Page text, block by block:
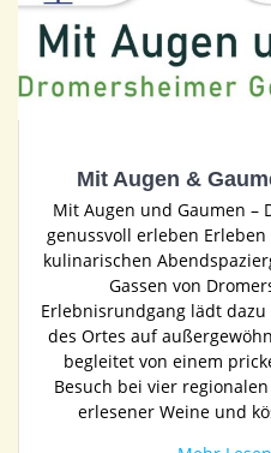
Mit Augen &
Mit Augen und Gaumen –
genussvoll erleben
kulinarischen
Gassen von
Erlebnisrundgang lädt
des Ortes auf
begleitet von einem
Besuch bei vier
erlesener Weine und